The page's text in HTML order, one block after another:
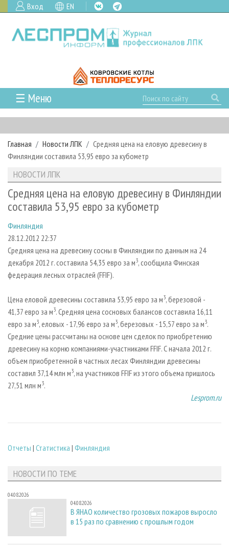
Вход EN
☰ Меню
ГЛАВНАЯ
РУБРИКИ И ТЕМЫ
РУБРИКИ ЖУРНАЛА
ЛЕСОЗАГОТОВКА
ЛЕСОПИЛЕНИЕ
СУШКА ДРЕВЕСИНЫ
ПРОИЗВОДСТВО ДРЕВЕСНЫХ ПЛИТ
ДЕРЕВЯННОЕ ДОМОСТРОЕНИЕ
БИОЭНЕРГЕТИКА
ЦБП
ИНСТРУМЕНТ И МАТЕРИАЛЫ
НОВОСТИ
НОВОСТИ ЛПК
НОВОСТИ ЖУРНАЛА
ПРОЕКТЫ ЛПИ
АНАЛИТИКА
ПРЕДПРИЯТИЯ ЛПК
ПЕРСОНЫ
МОБИЛЬНЫЕ ВЫСТАВКИ
ОФИЦИАЛЬНЫЕ ДЕЛЕГАЦИИ
RUSSIAN FORESTRY REVIEW
ГАЗЕТА ЛЕСПРОМФОРУМ
БИБЛИОТЕКА СПЕЦИАЛИСТА
АРХИВ ЖУРНАЛОВ
О ЖУРНАЛЕ
КОНТАКТЫ
РЕКЛАМОДАТЕЛЯМ
РЕКЛАМА
РЕКЛАМА НА САЙТЕ
Главная Новости ЛПК
Средняя цена на еловую древесину в
Финляндии составила 53,95 евро за кубометр
НОВОСТИ ЛПК
Средняя цена на еловую древесину в Финляндии
составила 53,95 евро за кубометр
Финляндия
28.12.2012 22:37
Средняя цена на древесину сосны в Финляндии по данным на 24
декабря 2012 г. составила 54,35 евро за м3, сообщила Финская
федерация лесных отраслей (FFIF).
Цена еловой древесины составила 53,95 евро за м3, березовой -
41,37 евро за м3. Средняя цена сосновых балансов составила 16,11
евро за м3, еловых - 17,96 евро за м3, березовых - 15,57 евро за м3.
Средние цены рассчитаны на основе цен сделок по приобретению
древесину на корню компаниями-участниками FFIF. С начала 2012 г.
объем приобретенной в частных лесах Финляндии древесины
составил 37,14 млн м3, на участников FFIF из этого объема пришлось
27,51 млн м3.
Lesprom.ru
Отчеты | Статистика | Финляндия
НОВОСТИ ПО ТЕМЕ
04.08.2026
04.08.2026
В ЯНАО количество грозовых пожаров выросло
в 15 раз по сравнению с прошлым годом